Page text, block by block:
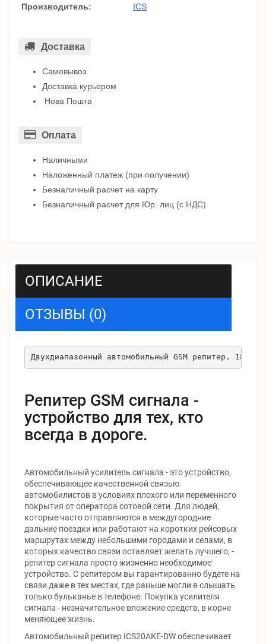
Производитель: ICS
Доставка
Самовывоз
Доставка курьером
Нова Пошта
Оплата
Наличными
Наложенный платеж (при получении)
Безналичный расчет на карту
Безналичный расчет для Юр. лиц (с НДС)
ОПИСАНИЕ
ОТЗЫВЫ (0)
Двухдиапазонный автомобильный GSM репитер.
Репитер GSM сигнала -
устройство для тех, кто
всегда в дороге.
Автомобильный усилитель сигнала - это устройство,
обеспечивающее качественной связью
автомобилистов в условиях плохого или переменного
покрытия от оператора сотовой сети. Для людей,
которые часто отправляются в междугородние
дальние поездки или работают на коротких рейсовых
маршрутах между небольшими городами и селами, в
которых качество связи оставляет желать лучшего, -
репитер сигнала просто жизненно необходимое
устройство. С репитером вы гарантированно будете на
связи даже в тех местах, где раньше могли в слышать
только бульканье в телефоне. Покупка усилителя
сигнала - незначительное вложение средств, в корне
меняющее жизнь.
Автомобильный репитер ICS20АКЕ-DW обеспечивает